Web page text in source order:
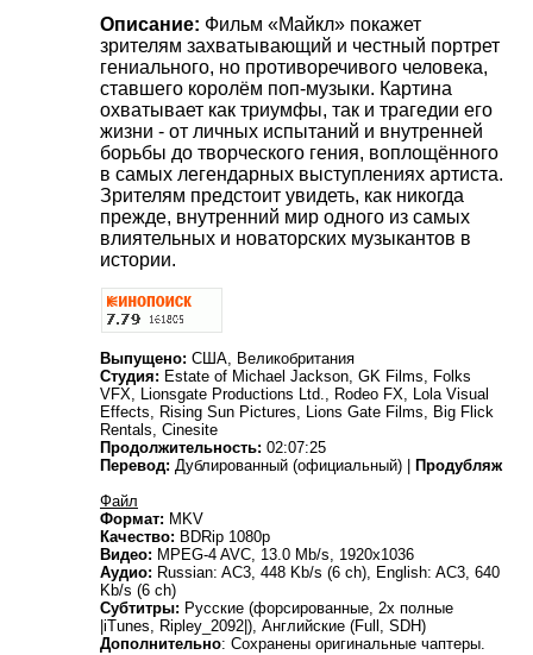
Описание: Фильм «Майкл» покажет
зрителям захватывающий и честный портрет
гениального, но противоречивого человека,
ставшего королём поп-музыки. Картина
охватывает как триумфы, так и трагедии его
жизни - от личных испытаний и внутренней
борьбы до творческого гения, воплощённого
в самых легендарных выступлениях артиста.
Зрителям предстоит увидеть, как никогда
прежде, внутренний мир одного из самых
влиятельных и новаторских музыкантов в
истории.
Выпущено: США, Великобритания
Студия: Estate of Michael Jackson, GK Films, Folks
VFX, Lionsgate Productions Ltd., Rodeo FX, Lola Visual
Effects, Rising Sun Pictures, Lions Gate Films, Big Flick
Rentals, Cinesite
Продолжительность: 02:07:25
Перевод: Дублированный (официальный) |
Продубляж
Файл
Формат: MKV
Качество: BDRip 1080p
Видео: MPEG-4 AVC, 13.0 Mb/s, 1920x1036
Аудио: Russian: AC3, 448 Kb/s (6 ch), English: AC3, 640
Kb/s (6 ch)
Субтитры: Русские (форсированные, 2x полные
|iTunes, Ripley_2092|), Английские (Full, SDH)
Дополнительно: Сохранены оригинальные чаптеры.